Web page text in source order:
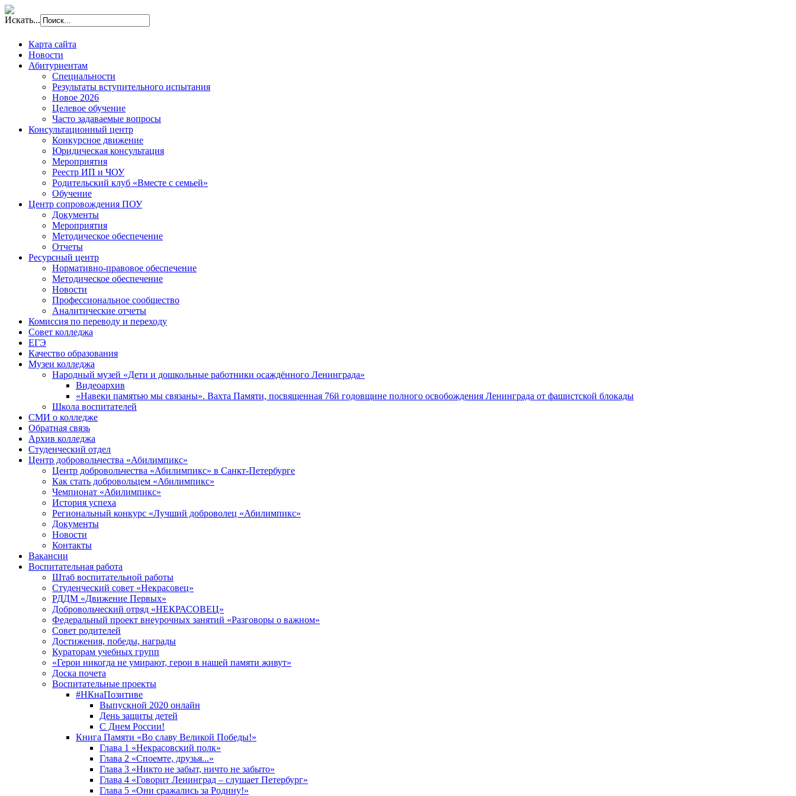
Искать...
Карта сайта
Новости
Абитуриентам
Специальности
Результаты вступительного испытания
Новое 2026
Целевое обучение
Часто задаваемые вопросы
Консультационный центр
Конкурсное движение
Юридическая консультация
Мероприятия
Реестр ИП и ЧОУ
Родительский клуб «Вместе с семьей»
Обучение
Центр сопровождения ПОУ
Документы
Мероприятия
Методическое обеспечение
Отчеты
Ресурсный центр
Нормативно-правовое обеспечение
Методическое обеспечение
Новости
Профессиональное сообщество
Аналитические отчеты
Комиссия по переводу и переходу
Совет колледжа
ЕГЭ
Качество образования
Музеи колледжа
Народный музей «Дети и дошкольные работники осаждённого Ленинграда»
Видеоархив
«Навеки памятью мы связаны». Вахта Памяти, посвященная 76й годовщине полного освобождения Ленинграда от фашистской блокады
Школа воспитателей
СМИ о колледже
Обратная связь
Архив колледжа
Студенческий отдел
Центр добровольчества «Абилимпикс»
Центр добровольчества «Абилимпикс» в Санкт-Петербурге
Как стать добровольцем «Абилимпикс»
Чемпионат «Абилимпикс»
История успеха
Региональный конкурс «Лучший доброволец «Абилимпикс»
Документы
Новости
Контакты
Вакансии
Воспитательная работа
Штаб воспитательной работы
Студенческий совет «Некрасовец»
РДДМ «Движение Первых»
Добровольческий отряд «НЕКРАСОВЕЦ»
Федеральный проект внеурочных занятий «Разговоры о важном»
Совет родителей
Достижения, победы, награды
Кураторам учебных групп
«Герои никогда не умирают, герои в нашей памяти живут»
Доска почета
Воспитательные проекты
#НКнаПозитиве
Выпускной 2020 онлайн
День защиты детей
С Днем России!
Книга Памяти «Во славу Великой Победы!»
Глава 1 «Некрасовский полк»
Глава 2 «Споемте, друзья...»
Глава 3 «Никто не забыт, ничто не забыто»
Глава 4 «Говорит Ленинград – слушает Петербург»
Глава 5 «Они сражались за Родину!»